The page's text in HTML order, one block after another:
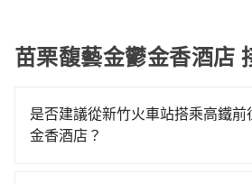
苗栗馥藝金鬱金香酒店
是否建議從新竹火車站搭乘高鐵
金香酒店？